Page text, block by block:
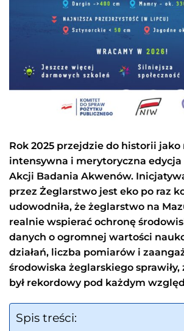
Rok 2025 przejdzie do historii
intensywna i merytoryczna
Akcji Badania Akwenów.
przez Żeglarstwo jest eko po raz
udowodniła, że żeglarstwo na
realnie wspierać ochronę
danych o ogromnej wartości
działań, liczba pomiarów i
środowiska żeglarskiego sprawiły,
był rekordowy pod każdym
Spis treści: